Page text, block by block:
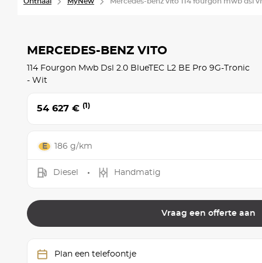
MERCEDES-BENZ VITO
114 Fourgon Mwb Dsl 2.0 BlueTEC L2 BE Pro 9G-Tronic
- Wit
54 627 € (1)
186 g/km
Diesel Handmatig
Vraag een offerte aan
Plan een telefoontje